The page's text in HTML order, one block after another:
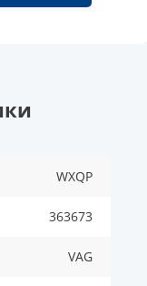
WXQP
363673
VAG